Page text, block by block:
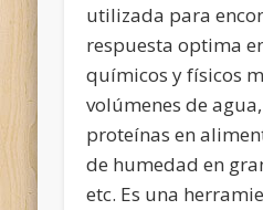
utilizada para
respuesta optima
químicos y físicos
volúmenes de
proteínas en
de humedad en
etc. Es una